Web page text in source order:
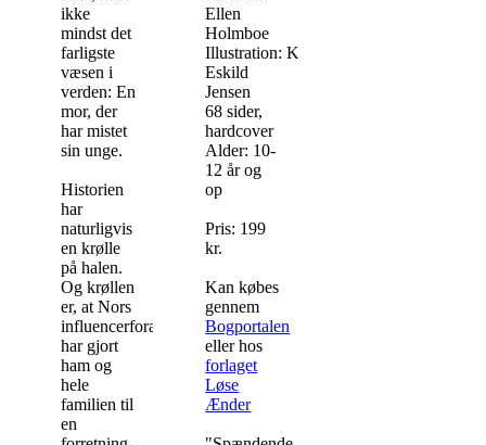
ikke
mindst det
farligste
væsen i
verden: En
mor, der
har mistet
sin unge.
Historien
har
naturligvis
en krølle
på halen.
Og krøllen
er, at Nors
influencerforældre
har gjort
ham og
hele
familien til
en
Ellen
Holmboe
Illustration: Kristian
Eskild
Jensen
68 sider,
hardcover
Alder: 10-
12 år og
op
Pris: 199
kr.
Kan købes
gennem
Bogportalen
eller hos
forlaget
Løse
Ænder